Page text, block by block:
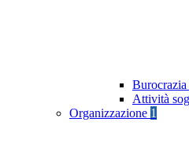
Burocrazia
Attività
Organizzazione 1